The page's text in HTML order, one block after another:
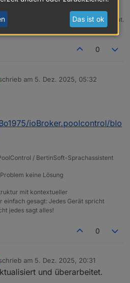
im Beitrag wenn er euch geholfen hat.
0
am 5. Dez. 2025, 05:32
editiert von
ioBroker.poolcontrol/blo
/ BertinSoft-Sprachassistent
keine Lösung
mit kontextueller
einfach gesagt: Jedes Gerät spricht
jedes sagt alles!
0
am 5. Dez. 2025, 20:31
editiert von
und überarbeitet.
Das ist ok